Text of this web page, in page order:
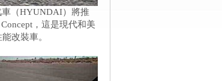
（HYUNDAI）將推
，這是現代和美
改裝車。